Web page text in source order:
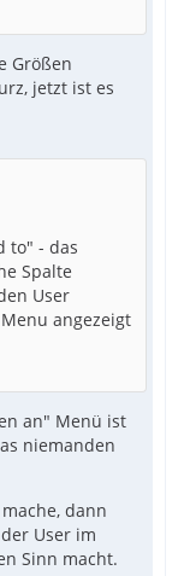
Größen
jetzt ist es
to" - das
Spalte
User
angezeigt
an" Menü ist
niemanden
dann
User im
Sinn macht.